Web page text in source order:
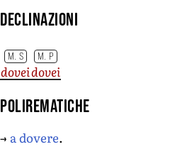
Declinazioni
M. S M. P
doveidovei
Polirematiche
→ a dovere.